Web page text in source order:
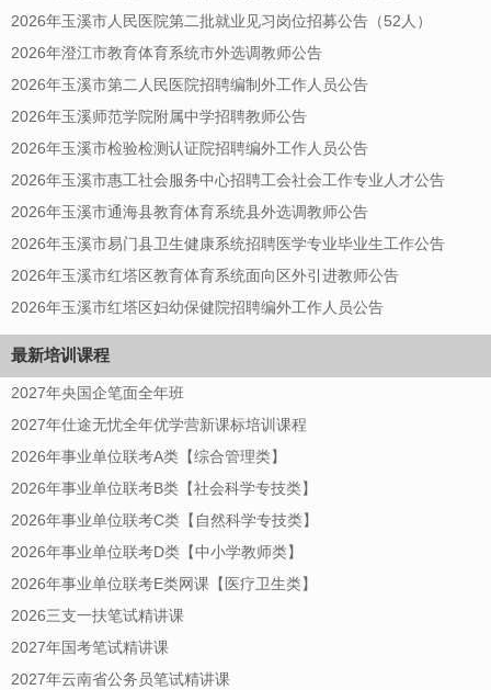
2026年玉溪市人民医院第二批就业见习岗位招募公告（52人）
2026年澄江市教育体育系统市外选调教师公告
2026年玉溪市第二人民医院招聘编制外工作人员公告
2026年玉溪师范学院附属中学招聘教师公告
2026年玉溪市检验检测认证院招聘编外工作人员公告
2026年玉溪市惠工社会服务中心招聘工会社会工作专业人才公告
2026年玉溪市通海县教育体育系统县外选调教师公告
2026年玉溪市易门县卫生健康系统招聘医学专业毕业生工作公告
2026年玉溪市红塔区教育体育系统面向区外引进教师公告
2026年玉溪市红塔区妇幼保健院招聘编外工作人员公告
最新培训课程
2027年央国企笔面全年班
2027年仕途无忧全年优学营新课标培训课程
2026年事业单位联考A类【综合管理类】
2026年事业单位联考B类【社会科学专技类】
2026年事业单位联考C类【自然科学专技类】
2026年事业单位联考D类【中小学教师类】
2026年事业单位联考E类网课【医疗卫生类】
2026三支一扶笔试精讲课
2027年国考笔试精讲课
2027年云南省公务员笔试精讲课